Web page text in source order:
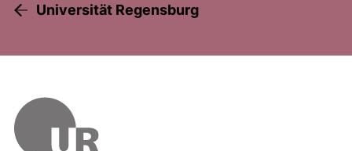
Universität Regensburg